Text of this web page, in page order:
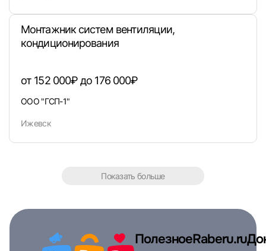
или любым удобным способом
Монтажник систем вентиляции,
кондиционирования
от 152 000₽ до 176 000₽
ООО "ГСП-1"
Ижевск
Показать больше
ПолезноеRaberu.ru